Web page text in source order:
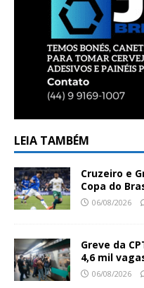
LEIA TAMBÉM
Cruzeiro e
Copa do
06/08/2026
Greve da
4,6 mil
06/08/2026